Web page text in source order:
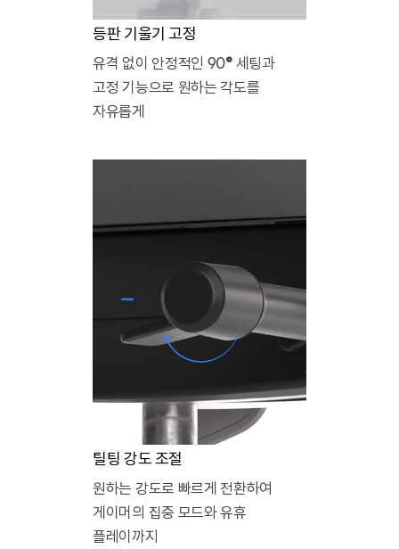
등판 기울기 고정
유격 없이 안정적인 90° 세팅과
고정 기능으로 원하는 각도를
자유롭게
틸팅 강도 조절
원하는 강도로 빠르게 전환하여
게이머의 집중 모드와 유휴
플레이까지